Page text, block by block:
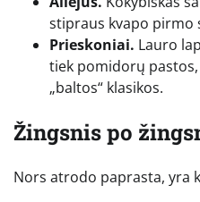
stipraus kvapo pirmo
Prieskoniai. Lauro
tiek pomidorų
„baltos“ klasikos.
Žingsnis po
Nors atrodo paprasta, yra